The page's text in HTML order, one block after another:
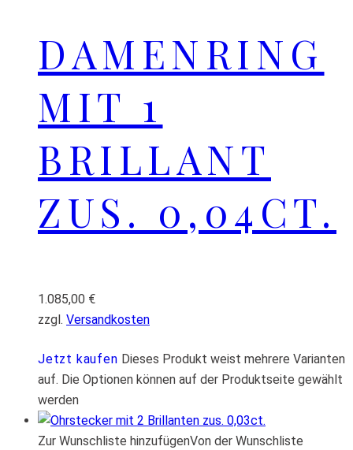
DAMENRING
MIT 1
BRILLANT
ZUS. 0,04CT.
1.085,00 €
zzgl. Versandkosten
Jetzt kaufen Dieses Produkt weist mehrere Varianten
auf. Die Optionen können auf der Produktseite gewählt
werden
Zur Wunschliste hinzufügenVon der Wunschliste